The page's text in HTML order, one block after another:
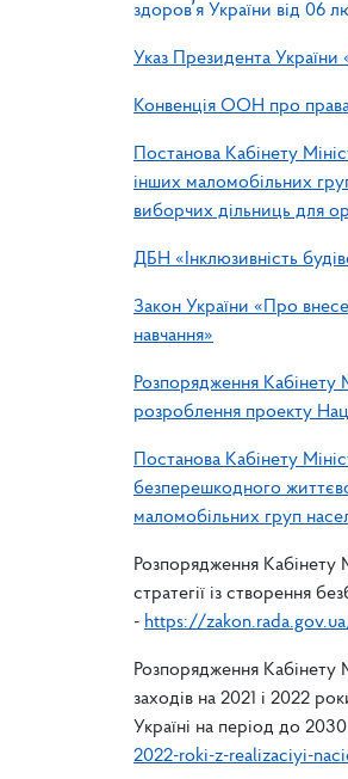
здоровʼя України від 06
Указ Президента України
Конвенція ООН про права
Постанова Кабінету
інших маломобільних
виборчих дільниць для
ДБН «Інклюзивність
Закон України «Про
навчання»
Розпорядження Кабінету
розроблення проекту
Постанова Кабінету
безперешкодного
маломобільних груп
Розпорядження Кабінету
стратегії із створення
- https://
Розпорядження Кабінету
заходів на 2021 і 2022
Україні на період до
2022-roki-z-realizaciyi-